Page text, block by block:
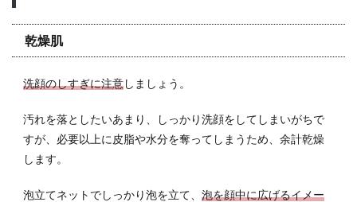
乾燥肌
洗顔のしすぎに注意しましょう。
汚れを落としたいあまり、しっかり洗顔をしてしまいがちで
すが、必要以上に皮脂や水分を奪ってしまうため、余計乾燥
します。
泡立てネットでしっかり泡を立て、 泡を顔中に広げるイメー